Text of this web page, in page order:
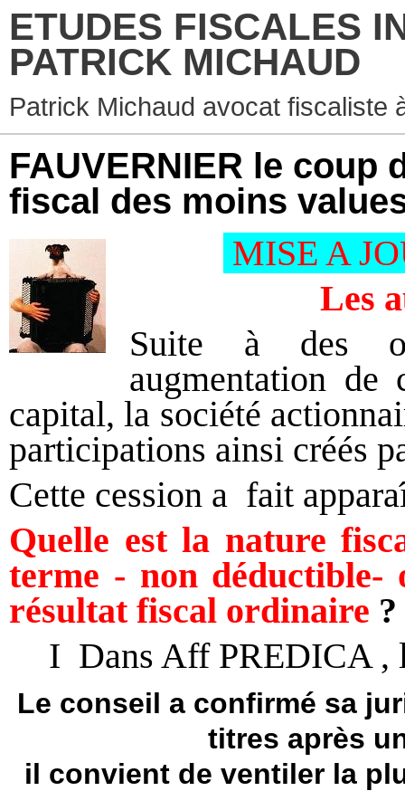
ETUDES FISCALES
PATRICK MICHAUD
Patrick Michaud avocat fiscaliste
FAUVERNIER le coup
fiscal des moins
MISE A
Les
Suite à des
augmentation
capital, la société
participations ainsi créés
Cette cession a fait
Quelle est la nature
terme - non déductible-
résultat fiscal ordinaire ?
I Dans Aff PREDICA ,
Le conseil a confirmé sa
titres après
il convient de ventiler la